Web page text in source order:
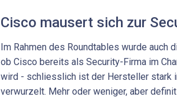
Cisco mausert sich zur
Im Rahmen des Roundtables wurde auch
ob Cisco bereits als Security-Firma im
wird - schliesslich ist der Hersteller stark
verwurzelt. Mehr oder weniger, aber